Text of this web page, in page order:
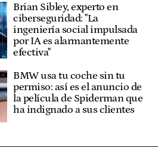
Brian Sibley, experto en
ciberseguridad: "La
ingeniería social impulsada
por IA es alarmantemente
efectiva"
BMW usa tu coche sin tu
permiso: así es el anuncio de
la película de Spiderman que
ha indignado a sus clientes